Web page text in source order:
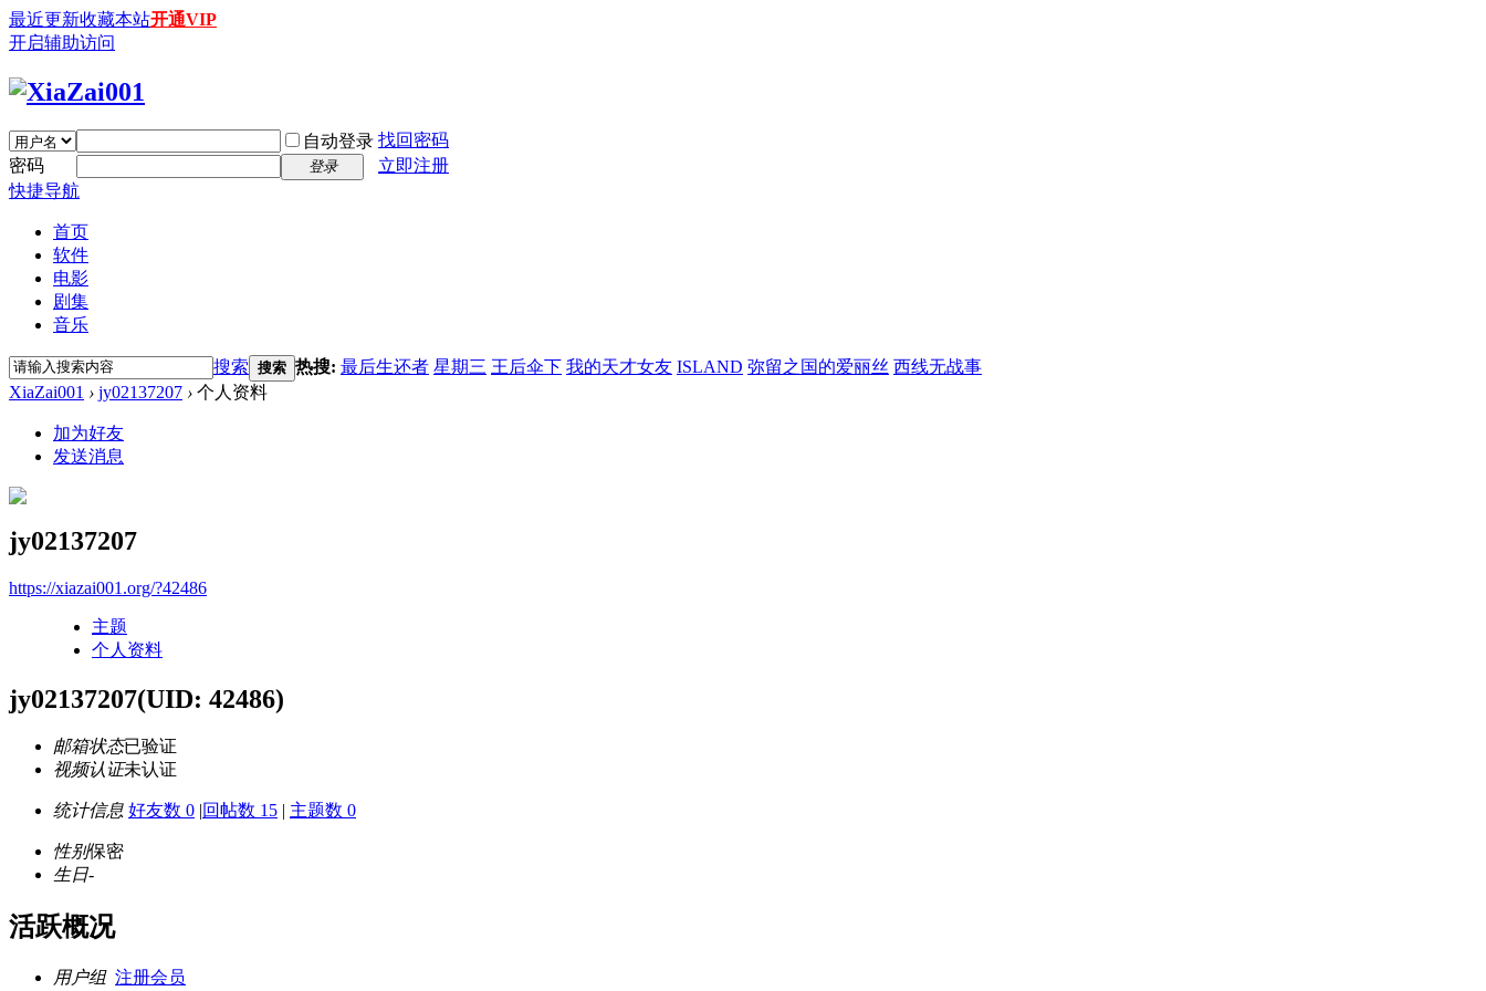
最近更新收藏本站开通VIP
开启辅助访问
自动登录 找回密码
密码
登录
立即注册
快捷导航
首页
软件
电影
剧集
音乐
搜索 搜索 热搜: 最后生还者 星期三 王后伞下 我的天才女友 ISLAND 弥留之国的爱丽丝 西线无战事
XiaZai001 › jy02137207 › 个人资料
加为好友
发送消息
jy02137207
https://xiazai001.org/?42486
主题
个人资料
jy02137207(UID: 42486)
邮箱状态已验证
视频认证未认证
统计信息 好友数 0 |回帖数 15 | 主题数 0
性别保密
生日-
活跃概况
用户组 注册会员